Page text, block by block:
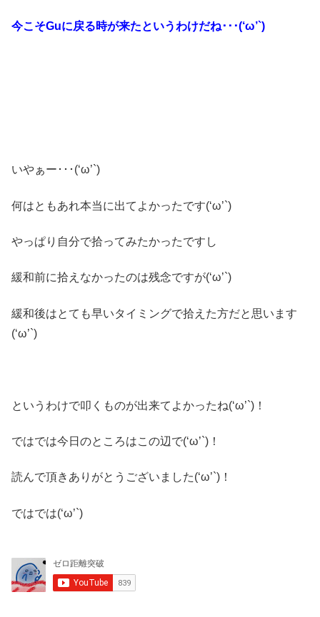
今こそGuに戻る時が来たというわけだね･･･(‘ω’`)
いやぁー･･･(‘ω’`)
何はともあれ本当に出てよかったです(‘ω’`)
やっぱり自分で拾ってみたかったですし
緩和前に拾えなかったのは残念ですが(‘ω’`)
緩和後はとても早いタイミングで拾えた方だと思います
(‘ω’`)
というわけで叩くものが出来てよかったね(‘ω’`)！
ではでは今日のところはこの辺で(‘ω’`)！
読んで頂きありがとうございました(‘ω’`)！
ではでは(‘ω’`)